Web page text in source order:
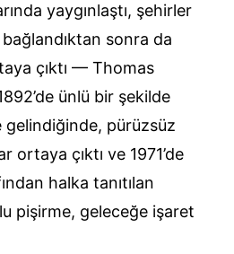
yaygınlaştı, şehirler
sonra da
çıktı — Thomas
ünlü bir şekilde
gelindiğinde, pürüzsüz
ortaya çıktı ve 1971’de
halka tanıtılan
pişirme, geleceğe işaret